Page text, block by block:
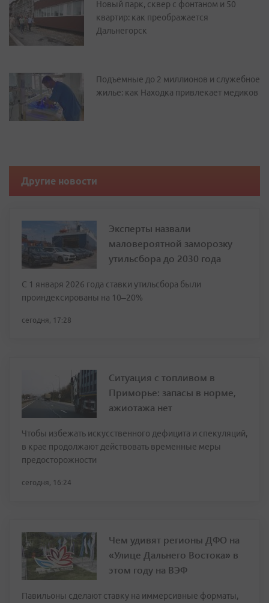
Новый парк, сквер с фонтаном и 50
квартир: как преображается
Дальнегорск
Подъемные до 2 миллионов и служебное
жилье: как Находка привлекает медиков
Другие новости
Эксперты назвали
маловероятной заморозку
утильсбора до 2030 года
С 1 января 2026 года ставки утильсбора были
проиндексированы на 10–20%
сегодня, 17:28
Ситуация с топливом в
Приморье: запасы в норме,
ажиотажа нет
Чтобы избежать искусственного дефицита и спекуляций,
в крае продолжают действовать временные меры
предосторожности
сегодня, 16:24
Чем удивят регионы ДФО на
«Улице Дальнего Востока» в
этом году на ВЭФ
Павильоны сделают ставку на иммерсивные форматы,